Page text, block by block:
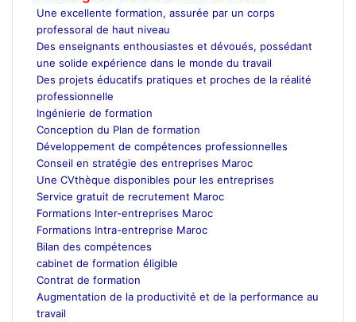
Une excellente formation, assurée par un corps
professoral de haut niveau
Des enseignants enthousiastes et dévoués, possédant
une solide expérience dans le monde du travail
Des projets éducatifs pratiques et proches de la réalité
professionnelle
Ingénierie de formation
Conception du Plan de formation
Développement de compétences professionnelles
Conseil en stratégie des entreprises Maroc
Une CVthèque disponibles pour les entreprises
Service gratuit de recrutement Maroc
Formations Inter-entreprises Maroc
Formations Intra-entreprise Maroc
Bilan des compétences
cabinet de formation éligible
Contrat de formation
Augmentation de la productivité et de la performance au
travail